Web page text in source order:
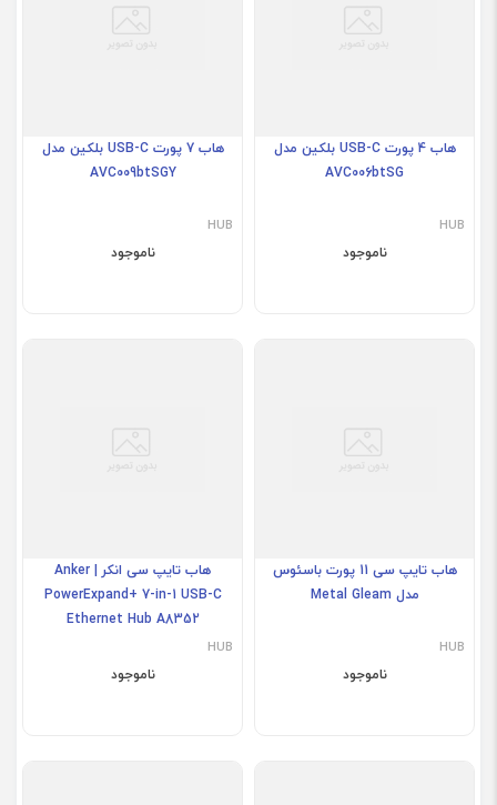
هاب 4 پورت USB-C بلکین مدل
AVC006btSG
HUB
ناموجود
هاب 7 پورت USB-C بلکین مدل
AVC009btSGY
HUB
ناموجود
هاب تایپ سی 11 پورت باسئوس
مدل Metal Gleam
HUB
ناموجود
هاب تایپ سی انکر | Anker
PowerExpand+ 7-in-1 USB-C
Ethernet Hub A8352
HUB
ناموجود